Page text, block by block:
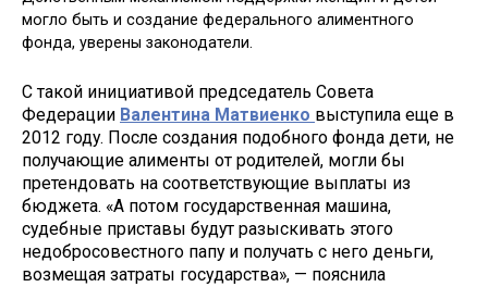
могло быть и создание федерального алиментного
фонда, уверены законодатели.
С такой инициативой председатель Совета
Федерации Валентина Матвиенко выступила еще в
2012 году. После создания подобного фонда дети, не
получающие алименты от родителей, могли бы
претендовать на соответствующие выплаты из
бюджета. «А потом государственная машина,
судебные приставы будут разыскивать этого
недобросовестного папу и получать с него деньги,
возмещая затраты государства», — пояснила